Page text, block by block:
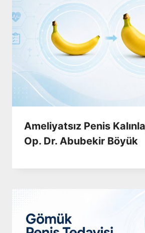
Ameliyatsız Penis
Op. Dr. Abubekir Böyük